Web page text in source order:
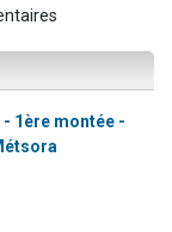
- 1ère montée -